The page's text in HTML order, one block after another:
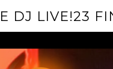
DJ LIVE!23